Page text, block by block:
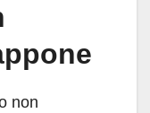
non